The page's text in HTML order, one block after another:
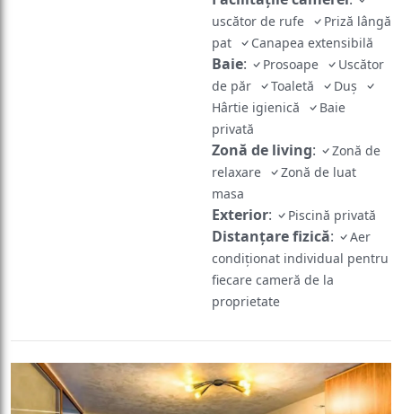
uscător de rufe
Priză lângă
pat
Canapea extensibilă
Baie: Prosoape
Uscător
de păr
Toaletă
Duş
Hârtie igienică
Baie
privată
Zonă de living:
Zonă de
relaxare
Zonă de luat
masa
Exterior: Piscină privată
Distanțare fizică:
Aer
condiționat individual pentru
fiecare cameră de la
proprietate